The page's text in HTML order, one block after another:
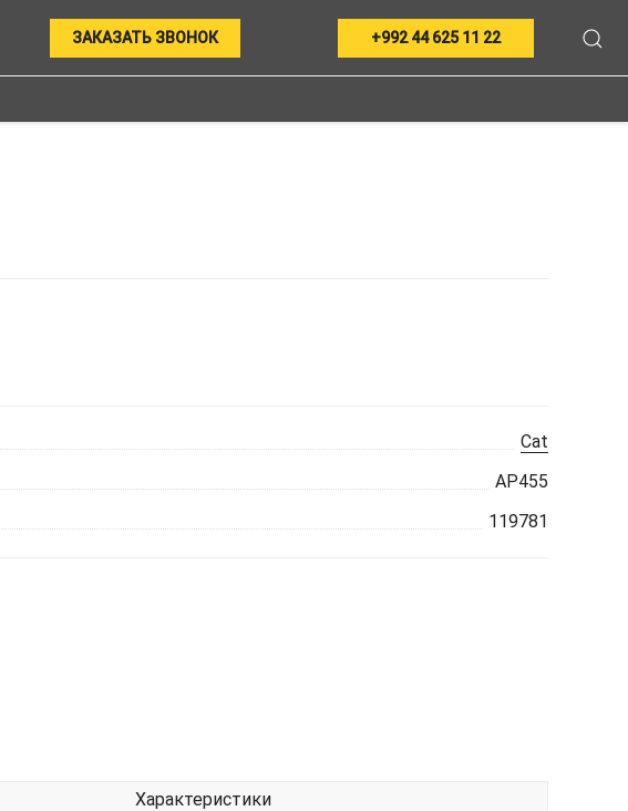
ЗАКАЗАТЬ ЗВОНОК +992 44 625 11 22
Cat
AP455
119781
Характеристики